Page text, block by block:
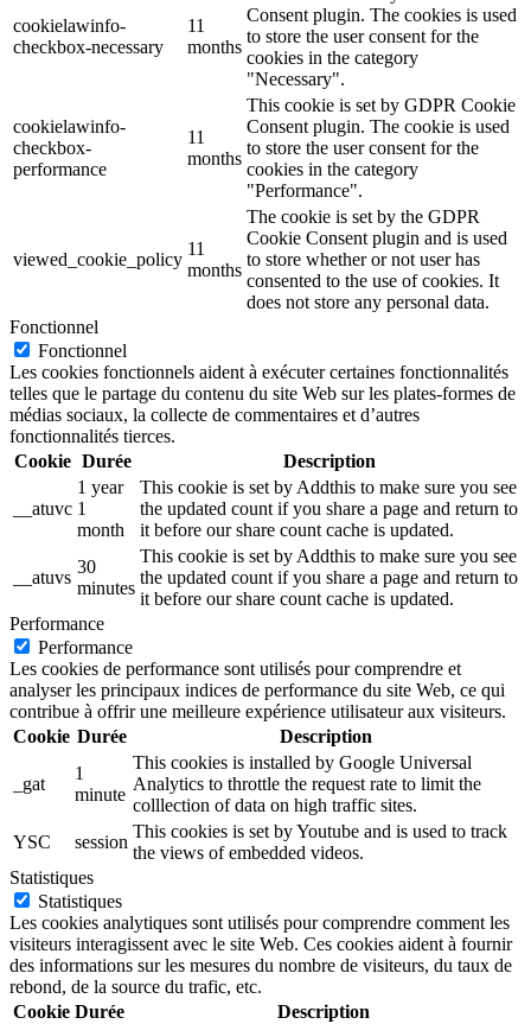
cookielawinfo-
checkbox-necessary
11
months
Consent plugin. The cookies is used
to store the user consent for the
cookies in the category
"Necessary".
cookielawinfo-
checkbox-
performance
11
months
This cookie is set by GDPR Cookie
Consent plugin. The cookie is used
to store the user consent for the
cookies in the category
"Performance".
viewed_cookie_policy
11
months
The cookie is set by the GDPR
Cookie Consent plugin and is used
to store whether or not user has
consented to the use of cookies. It
does not store any personal data.
Fonctionnel
Fonctionnel
Les cookies fonctionnels aident à exécuter certaines fonctionnalités
telles que le partage du contenu du site Web sur les plates-formes de
médias sociaux, la collecte de commentaires et d’autres
fonctionnalités tierces.
Cookie Durée Description
__atuvc
1 year
1
month
This cookie is set by Addthis to make sure you see
the updated count if you share a page and return to
it before our share count cache is updated.
__atuvs
30
minutes
This cookie is set by Addthis to make sure you see
the updated count if you share a page and return to
it before our share count cache is updated.
Performance
Performance
Les cookies de performance sont utilisés pour comprendre et
analyser les principaux indices de performance du site Web, ce qui
contribue à offrir une meilleure expérience utilisateur aux visiteurs.
Cookie Durée Description
_gat
1
minute
This cookies is installed by Google Universal
Analytics to throttle the request rate to limit the
colllection of data on high traffic sites.
YSC
session
This cookies is set by Youtube and is used to track
the views of embedded videos.
Statistiques
Statistiques
Les cookies analytiques sont utilisés pour comprendre comment les
visiteurs interagissent avec le site Web. Ces cookies aident à fournir
des informations sur les mesures du nombre de visiteurs, du taux de
rebond, de la source du trafic, etc.
Cookie Durée Description